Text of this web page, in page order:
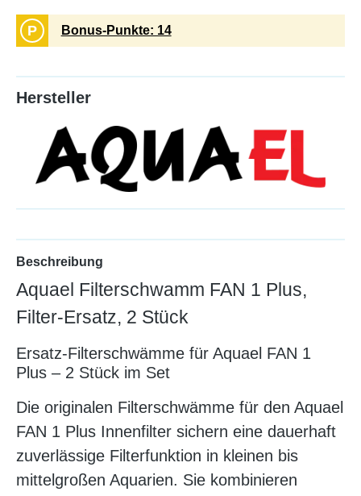
P Bonus-Punkte: 14
Hersteller
Beschreibung
Aquael Filterschwamm FAN 1 Plus,
Filter-Ersatz, 2 Stück
Ersatz-Filterschwämme für Aquael FAN 1
Plus – 2 Stück im Set
Die originalen Filterschwämme für den Aquael
FAN 1 Plus Innenfilter sichern eine dauerhaft
zuverlässige Filterfunktion in kleinen bis
mittelgroßen Aquarien. Sie kombinieren